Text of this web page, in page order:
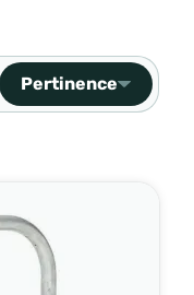
Pertinence
Nom, Z à A
Prix, croissant